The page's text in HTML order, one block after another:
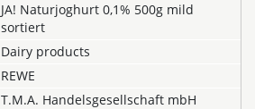
JA! Naturjoghurt 0,1% 500g mild
sortiert
Dairy products
REWE
T.M.A. Handelsgesellschaft mbH